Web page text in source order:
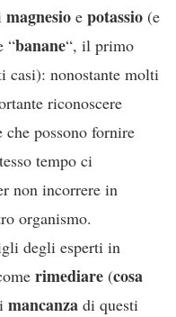
magnesio e potassio (e
“banane“, il primo
casi): nonostante molti
riconoscere
possono fornire
tempo ci
non incorrere in
organismo.
degli esperti in
rimediare (cosa
mancanza di questi